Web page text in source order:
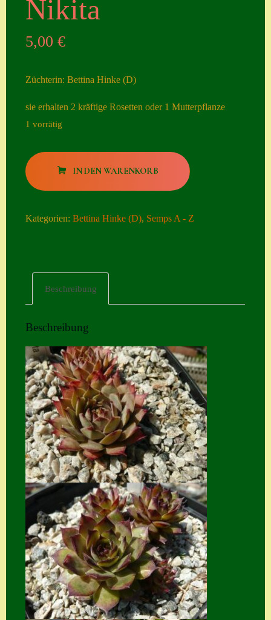
ngen
Datenschutzerklä
rung
mit Semps
Kasse
Kontakt
Mein Konto
Naturformen
S. x nixonii
Semps die ich
suche
Semps von A – Z
Shop
Suche
Sue Thomas
Translator
Nikita
5,00€
Züchterin: Bettina Hinke (D)
sie erhalten 2 kräftige Rosetten oder 1 Mutterpflanze
1 vorrätig
Nikita
Menge
IN DEN WARENKORB
Kategorien:Bettina Hinke (D), Semps A - Z
Beschreibung
Beschreibung